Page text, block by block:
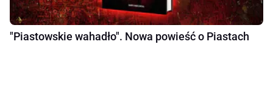
"Piastowskie wahadło". Nowa powieść o Piastach